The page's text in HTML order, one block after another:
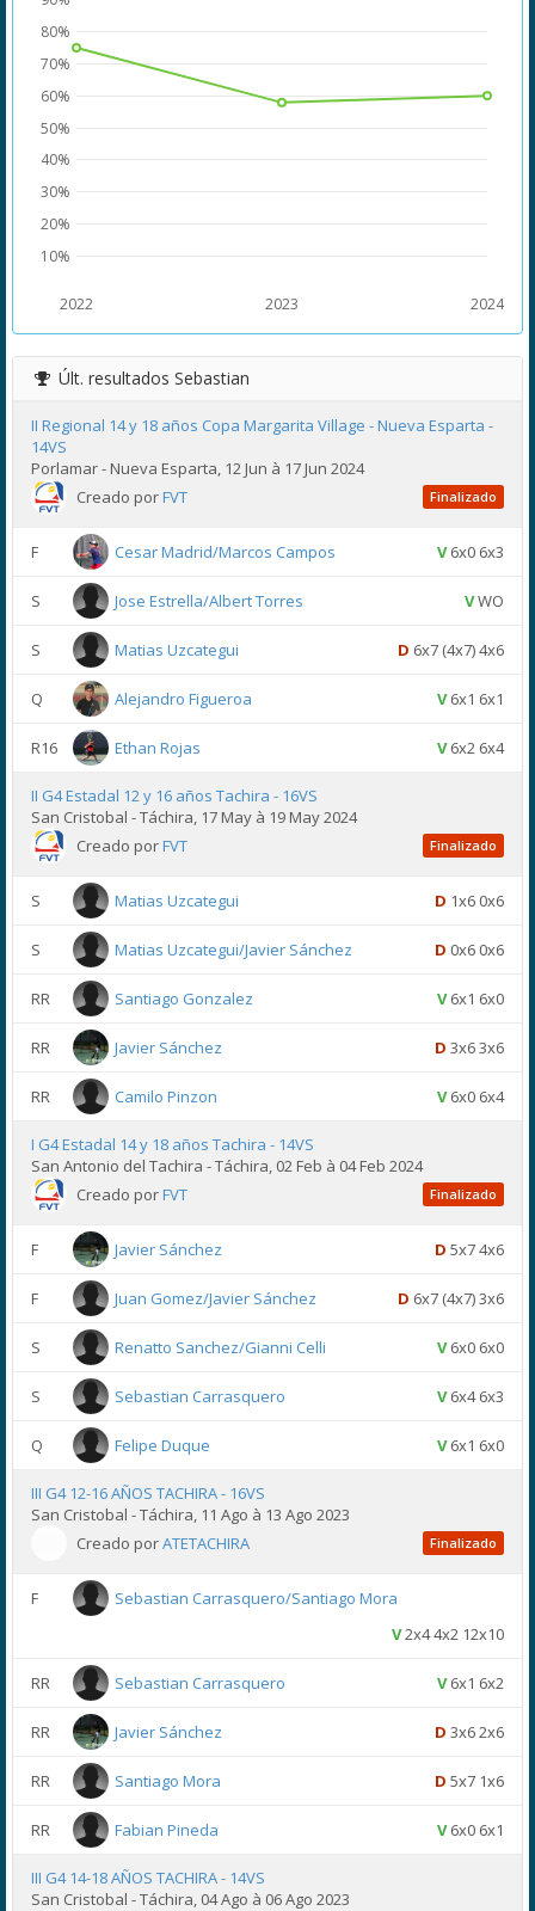
2022 2023 2024
10%
20%
30%
40%
50%
60%
70%
80%
Últ. resultados Sebastian
II Regional 14 y 18 años Copa Margarita Village - Nueva Esparta -
14VS
Porlamar - Nueva Esparta, 12 Jun à 17 Jun 2024
Creado porFVT Finalizado
F Cesar Madrid/Marcos Campos V6x0 6x3
S Jose Estrella/Albert Torres VWO
S Matias Uzcategui D 6x7 (4x7) 4x6
Q Alejandro Figueroa V6x1 6x1
R16 Ethan Rojas V6x2 6x4
II G4 Estadal 12 y 16 años Tachira - 16VS
San Cristobal - Táchira, 17 May à 19 May 2024
Creado porFVT Finalizado
S Matias Uzcategui D 1x6 0x6
S Matias Uzcategui/Javier Sánchez D 0x6 0x6
RR Santiago Gonzalez V6x1 6x0
RR Javier Sánchez D 3x6 3x6
RR Camilo Pinzon V6x0 6x4
I G4 Estadal 14 y 18 años Tachira - 14VS
San Antonio del Tachira - Táchira, 02 Feb à 04 Feb 2024
Creado porFVT Finalizado
F Javier Sánchez D 5x7 4x6
F Juan Gomez/Javier Sánchez D 6x7 (4x7) 3x6
S Renatto Sanchez/Gianni Celli V6x0 6x0
S Sebastian Carrasquero V6x4 6x3
Q Felipe Duque V6x1 6x0
III G4 12-16 AÑOS TACHIRA - 16VS
San Cristobal - Táchira, 11 Ago à 13 Ago 2023
Creado porATETACHIRA Finalizado
F
Sebastian Carrasquero/Santiago Mora
V2x4 4x2 12x10
RR Sebastian Carrasquero V6x1 6x2
RR Javier Sánchez D 3x6 2x6
RR Santiago Mora D 5x7 1x6
RR Fabian Pineda V6x0 6x1
III G4 14-18 AÑOS TACHIRA - 14VS
San Cristobal - Táchira, 04 Ago à 06 Ago 2023